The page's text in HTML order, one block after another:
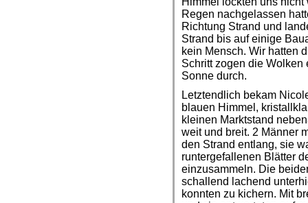
Regen nachgelassen
Richtung Strand und
Strand bis auf einige
kein Mensch. Wir hatten
Schritt zogen die
Sonne durch.
Letztendlich bekam
blauen Himmel,
kleinen Marktstand
weit und breit. 2 Männer
den Strand entlang, sie
runtergefallenen Blätter
einzusammeln. Die
schallend lachend
konnten zu kichern. Mit